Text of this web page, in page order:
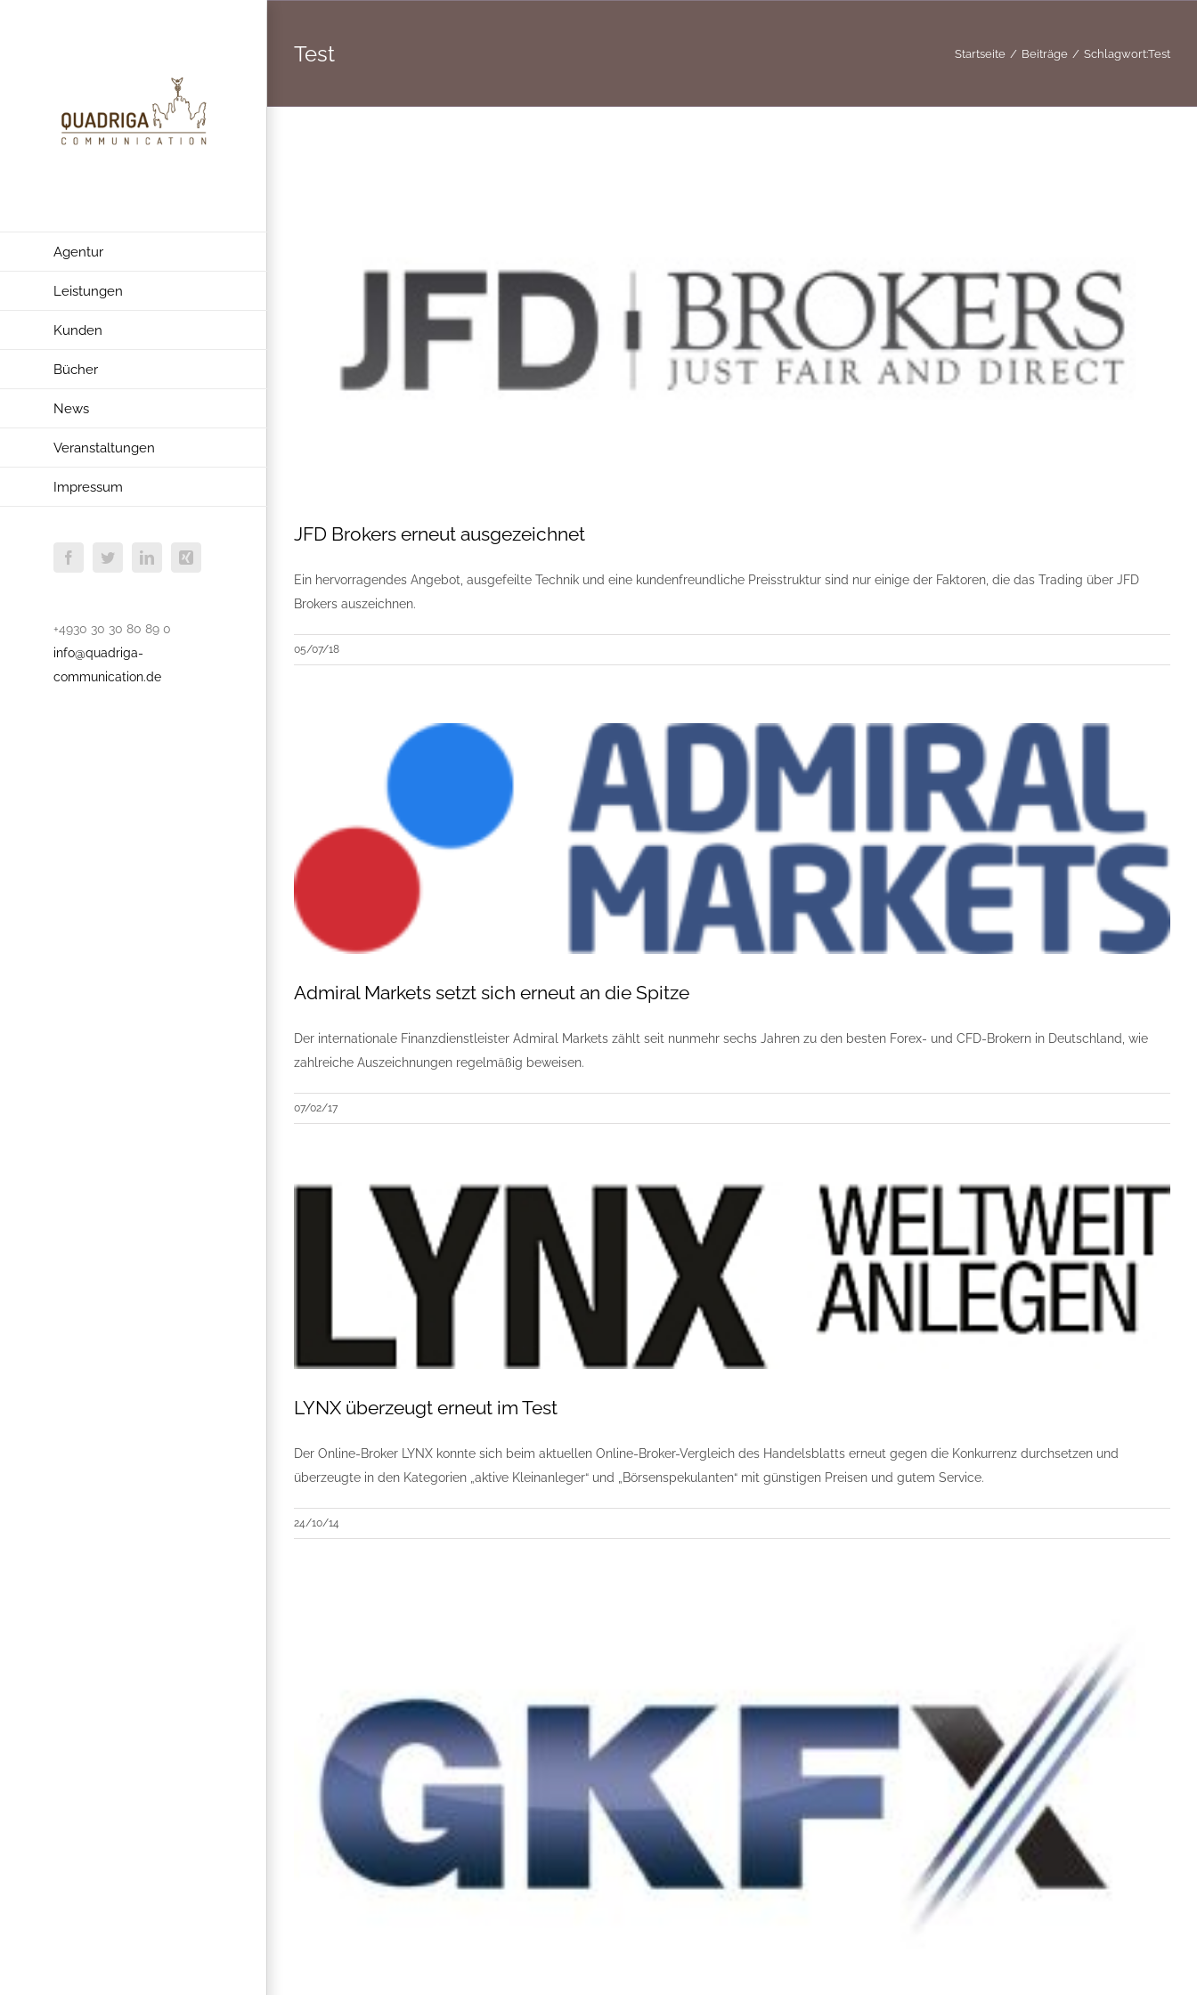
Agentur
Leistungen
Kunden
Bücher
News
Veranstaltungen
Impressum
FacebookTwitterLinkedInXing
+4930 30 30 80 89 0
info@quadriga-
communication.de
Test Startseite Beiträge Schlagwort:Test
JFD Brokers erneut ausgezeichnet
Ein hervorragendes Angebot, ausgefeilte Technik und eine kundenfreundliche Preisstruktur sind nur einige der Faktoren, die das Trading über JFD
Brokers auszeichnen.
05/07/18
Admiral Markets setzt sich erneut an die Spitze
Der internationale Finanzdienstleister Admiral Markets zählt seit nunmehr sechs Jahren zu den besten Forex- und CFD-Brokern in Deutschland, wie
zahlreiche Auszeichnungen regelmäßig beweisen.
07/02/17
LYNX überzeugt erneut im Test
Der Online-Broker LYNX konnte sich beim aktuellen Online-Broker-Vergleich des Handelsblatts erneut gegen die Konkurrenz durchsetzen und
überzeugte in den Kategorien „aktive Kleinanleger“ und „Börsenspekulanten“ mit günstigen Preisen und gutem Service.
24/10/14